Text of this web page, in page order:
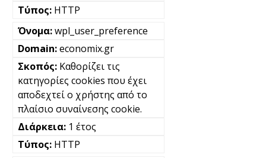
HTTP
wpl_user_preference
economix.gr
Καθορίζει τις
κατηγορίες cookies που έχει
αποδεχτεί ο χρήστης από το
πλαίσιο συναίνεσης cookie.
1 έτος
HTTP